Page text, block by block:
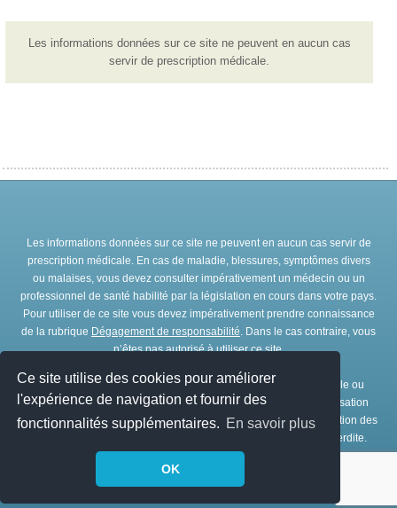
Ce site utilise des cookies pour améliorer
l'expérience de navigation et fournir des
fonctionnalités supplémentaires. En savoir plus
OK
Les informations données sur ce site ne peuvent en aucun cas
servir de prescription médicale.
Les informations données sur ce site ne peuvent en aucun cas servir de
prescription médicale. En cas de maladie, blessures, symptômes divers
ou malaises, vous devez consulter impérativement un médecin ou un
professionnel de santé habilité par la législation en cours dans votre pays.
Pour utiliser de ce site vous devez impérativement prendre connaissance
de la rubrique Dégagement de responsabilité. Dans le cas contraire, vous
n’êtes pas autorisé à utiliser ce site.
Toute représentation et/ou reproduction et/ou exploitation partielle ou
totale de ce site, par quelques procédés que ce soit, sans l’autorisation
expresse et préalable de l’association IRBMS est interdite. L’utilisation des
ressources de ce site à des fins commerciales est strictement interdite.
© Copyright 1979 - 2026. Tous droits réservés